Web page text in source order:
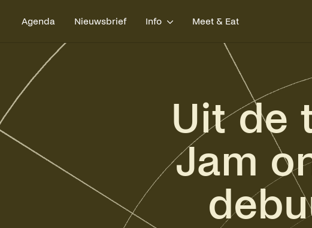
Agenda Nieuwsbrief Info Meet & Eat
Uit de
Jam